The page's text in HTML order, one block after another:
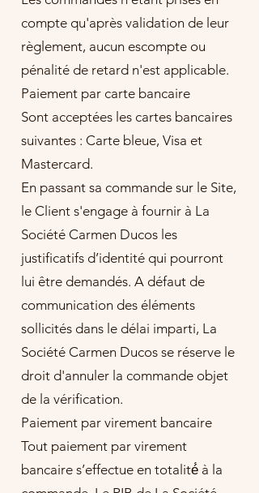
compte qu'après validation de leur
règlement, aucun escompte ou
pénalité de retard n'est applicable.
Paiement par carte bancaire
Sont acceptées les cartes bancaires
suivantes : Carte bleue, Visa et
Mastercard.
En passant sa commande sur le Site,
le Client s'engage à fournir à La
Société Carmen Ducos les
justificatifs d’identité qui pourront
lui être demandés. A défaut de
communication des éléments
sollicités dans le délai imparti, La
Société Carmen Ducos se réserve le
droit d'annuler la commande objet
de la vérification.
Paiement par virement bancaire
Tout paiement par virement
bancaire s’effectue en totalité́ à la